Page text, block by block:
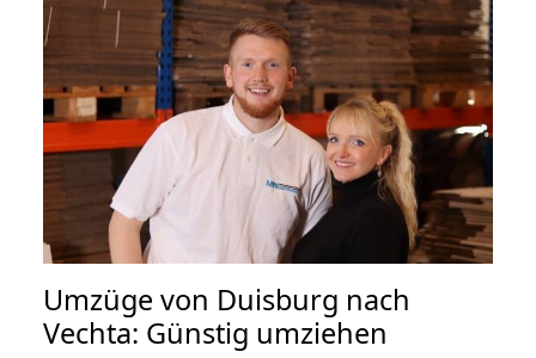
Umzüge von Duisburg nach
Vechta: Günstig umziehen